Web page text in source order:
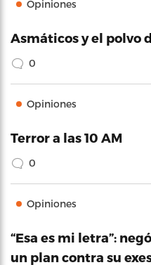
Opiniones
Asmáticos y el polvo
0
Opiniones
Terror a las 10 AM
0
Opiniones
“Esa es mi letra”:
un plan contra su